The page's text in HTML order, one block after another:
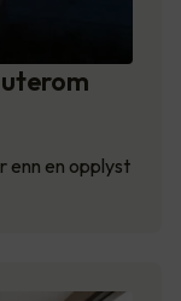
enn en opplyst